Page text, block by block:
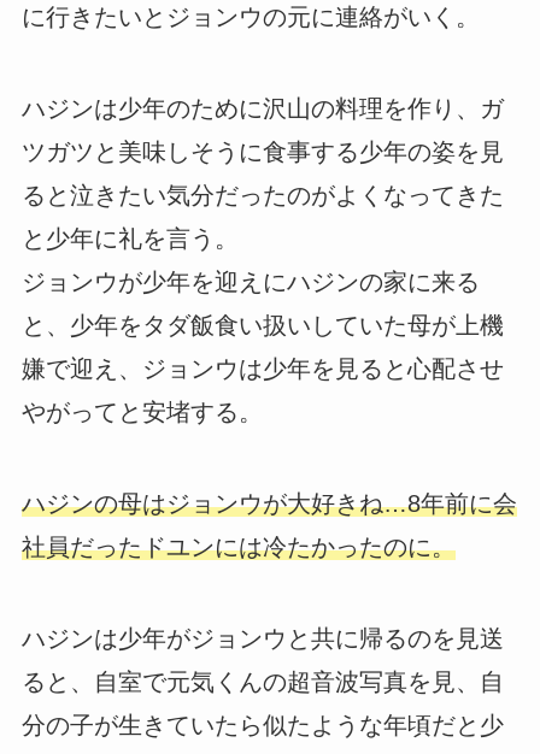
に行きたいとジョンウの元に連絡がいく。
ハジンは少年のために沢山の料理を作り、ガ
ツガツと美味しそうに食事する少年の姿を見
ると泣きたい気分だったのがよくなってきた
と少年に礼を言う。
ジョンウが少年を迎えにハジンの家に来る
と、少年をタダ飯食い扱いしていた母が上機
嫌で迎え、ジョンウは少年を見ると心配させ
やがってと安堵する。
ハジンの母はジョンウが大好きね…8年前に会
社員だったドユンには冷たかったのに。
ハジンは少年がジョンウと共に帰るのを見送
ると、自室で元気くんの超音波写真を見、自
分の子が生きていたら似たような年頃だと少